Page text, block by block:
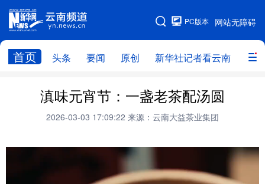
网站无障碍
PC版本
首页 头条 要闻 原创 新华社记者看云南 政务
网站地图
头条 云南要闻 本网原创
新华社记者看云南 政务 人事
教育
社会
滇味元宵节：一盏老茶配汤圆
2026-03-03 17:09:22 来源：云南大益茶业集团